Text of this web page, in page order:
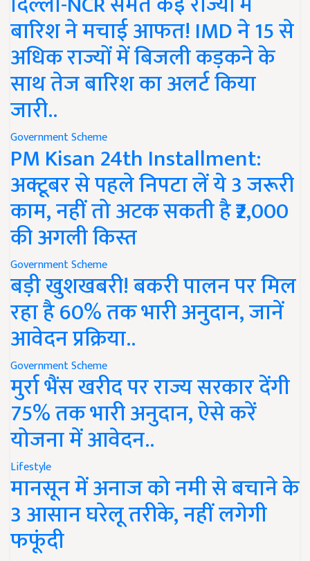
बारिश ने मचाई आफत! IMD ने 15 से
अधिक राज्यों में बिजली कड़कने के
साथ तेज बारिश का अलर्ट किया
जारी..
Government Scheme
PM Kisan 24th Installment:
अक्टूबर से पहले निपटा लें ये 3 जरूरी
काम, नहीं तो अटक सकती है ₹2,000
की अगली किस्त
Government Scheme
बड़ी खुशखबरी! बकरी पालन पर मिल
रहा है 60% तक भारी अनुदान, जानें
आवेदन प्रक्रिया..
Government Scheme
मुर्रा भैंस खरीद पर राज्य सरकार देंगी
75% तक भारी अनुदान, ऐसे करें
योजना में आवेदन..
Lifestyle
मानसून में अनाज को नमी से बचाने के
3 आसान घरेलू तरीके, नहीं लगेगी
फफूंदी